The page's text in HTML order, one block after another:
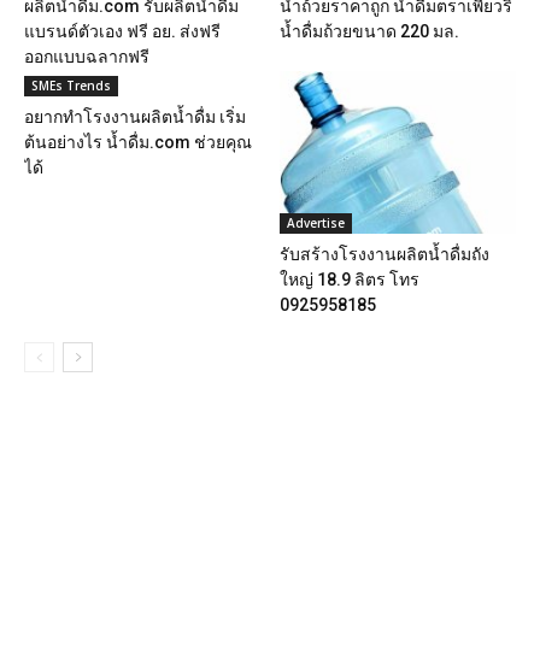
ผลิตน้ำดื่ม.com รับผลิตน้ำดื่ม
แบรนด์ตัวเอง ฟรี อย. ส่งฟรี
ออกแบบฉลากฟรี
น้ำถ้วยราคาถูก น้ำดื่มตราเพียวริ
น้ำดื่มถ้วยขนาด 220 มล.
SMEs Trends
อยากทำโรงงานผลิตน้ำดื่ม เริ่ม
ต้นอย่างไร น้ำดื่ม.com ช่วยคุณ
ได้
Advertise
รับสร้างโรงงานผลิตน้ำดื่มถัง
ใหญ่ 18.9 ลิตร โทร
0925958185